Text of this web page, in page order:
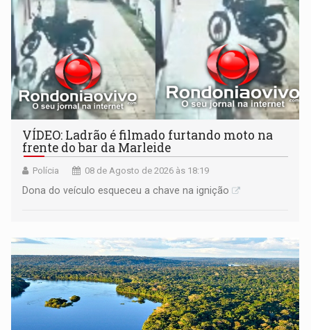
VÍDEO: Ladrão é filmado furtando moto na
frente do bar da Marleide
Polícia 08 de Agosto de 2026 às 18:19
Dona do veículo esqueceu a chave na ignição